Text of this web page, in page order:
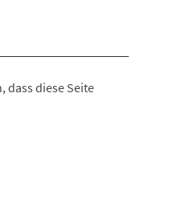
dass diese Seite